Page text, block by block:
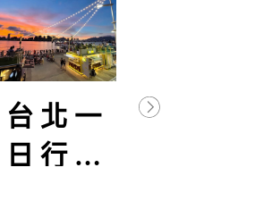
台北一
日行程